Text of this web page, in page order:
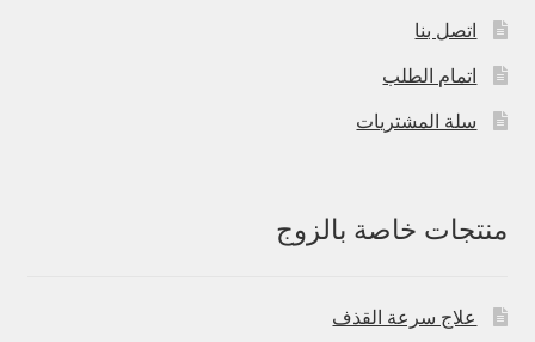
اتصل بنا
اتمام الطلب
سلة المشتريات
منتجات خاصة بالزوج
علاج سرعة القذف